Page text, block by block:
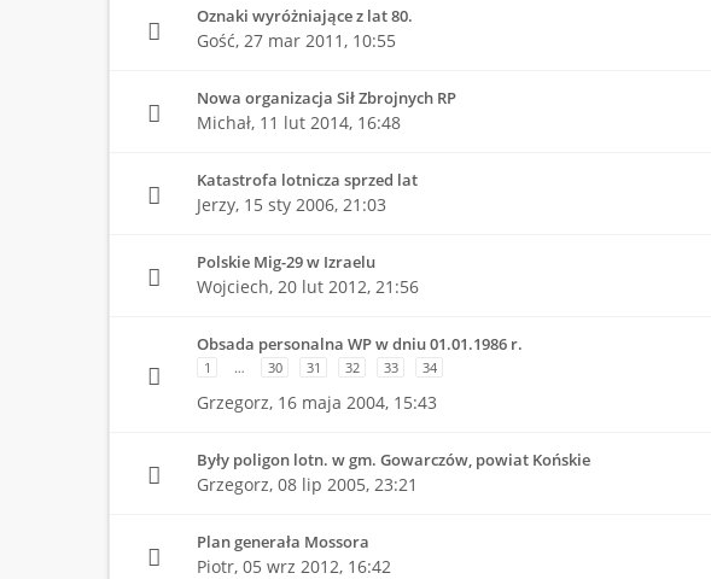
Oznaki wyróżniające z lat 80.
Gość, 27 mar 2011, 10:55
Nowa organizacja Sił Zbrojnych RP
Michał, 11 lut 2014, 16:48
Katastrofa lotnicza sprzed lat
Jerzy, 15 sty 2006, 21:03
Polskie Mig-29 w Izraelu
Wojciech, 20 lut 2012, 21:56
Obsada personalna WP w dniu 01.01.1986 r.
1 … 30 31 32 33 34
Grzegorz, 16 maja 2004, 15:43
Były poligon lotn. w gm. Gowarczów, powiat Końskie
Grzegorz, 08 lip 2005, 23:21
Plan generała Mossora
Piotr, 05 wrz 2012, 16:42